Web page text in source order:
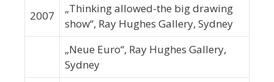
2007
„Thinking allowed-the big drawing
show“, Ray Hughes Gallery, Sydney
„Neue Euro“, Ray Hughes Gallery,
Sydney